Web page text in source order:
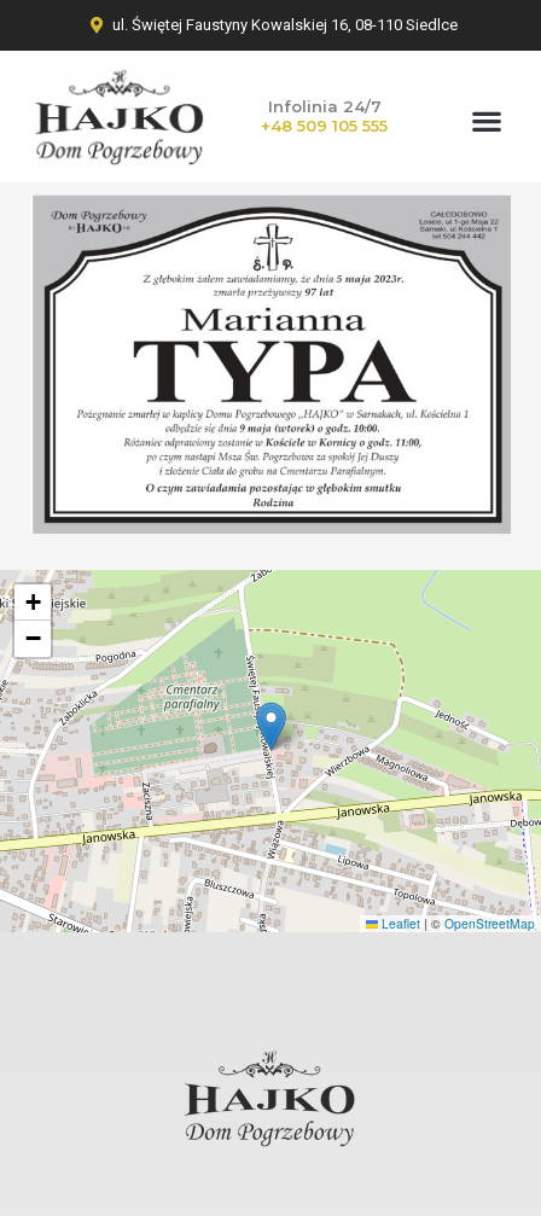
ul. Świętej Faustyny Kowalskiej 16, 08-110 Siedlce
Infolinia 24/7
+48 509 105 555
+
−
Leaflet | © OpenStreetMap